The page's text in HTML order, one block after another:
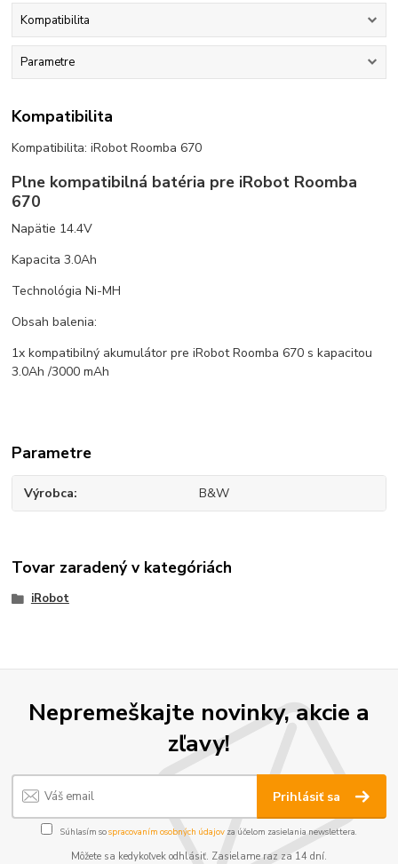
Kompatibilita
Parametre
Kompatibilita
Kompatibilita: iRobot Roomba 670
Plne kompatibilná batéria pre iRobot Roomba
670
Napätie 14.4V
Kapacita 3.0Ah
Technológia Ni-MH
Obsah balenia:
1x kompatibilný akumulátor pre iRobot Roomba 670 s kapacitou
3.0Ah /3000 mAh
Parametre
Výrobca B&W
Tovar zaradený v kategóriách
iRobot
Nepremeškajte novinky, akcie a
zľavy!
Prihlásiť sa
Súhlasím sospracovaním osobných údajov za účelom zasielania newslettera.
Môžete sa kedykoľvek odhlásiť. Zasielame raz za 14 dní.